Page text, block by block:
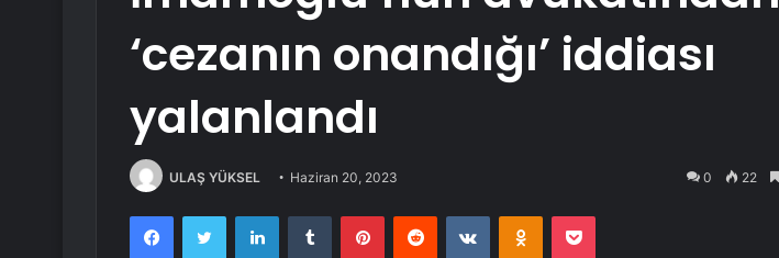
‘cezanın onandığı’ iddiası
yalanlandı
ULAŞ YÜKSEL Haziran 20, 2023 0 22
FacebookTwitter LinkedInTumblr PinterestReddit VKontakteOdnoklassniki
Pocket